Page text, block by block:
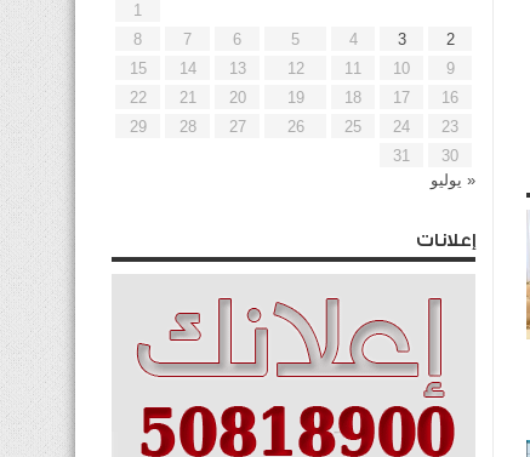
1
2
3
4
5
6
7
8
9
10
11
12
13
14
15
16
17
18
19
20
21
22
23
24
25
26
27
28
29
30
31
« يوليو
إعلانات